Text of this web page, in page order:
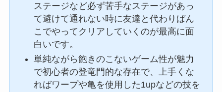
ステージなど必ず苦手なステージがあっ
て避けて通れない時に友達と代わりばん
こでやってクリアしていくのが最高に面
白いです。
単純ながら飽きのこないゲーム性が魅力
で初心者の登竜門的な存在で、上手くな
ればワープや亀を使用した1upなどの技を